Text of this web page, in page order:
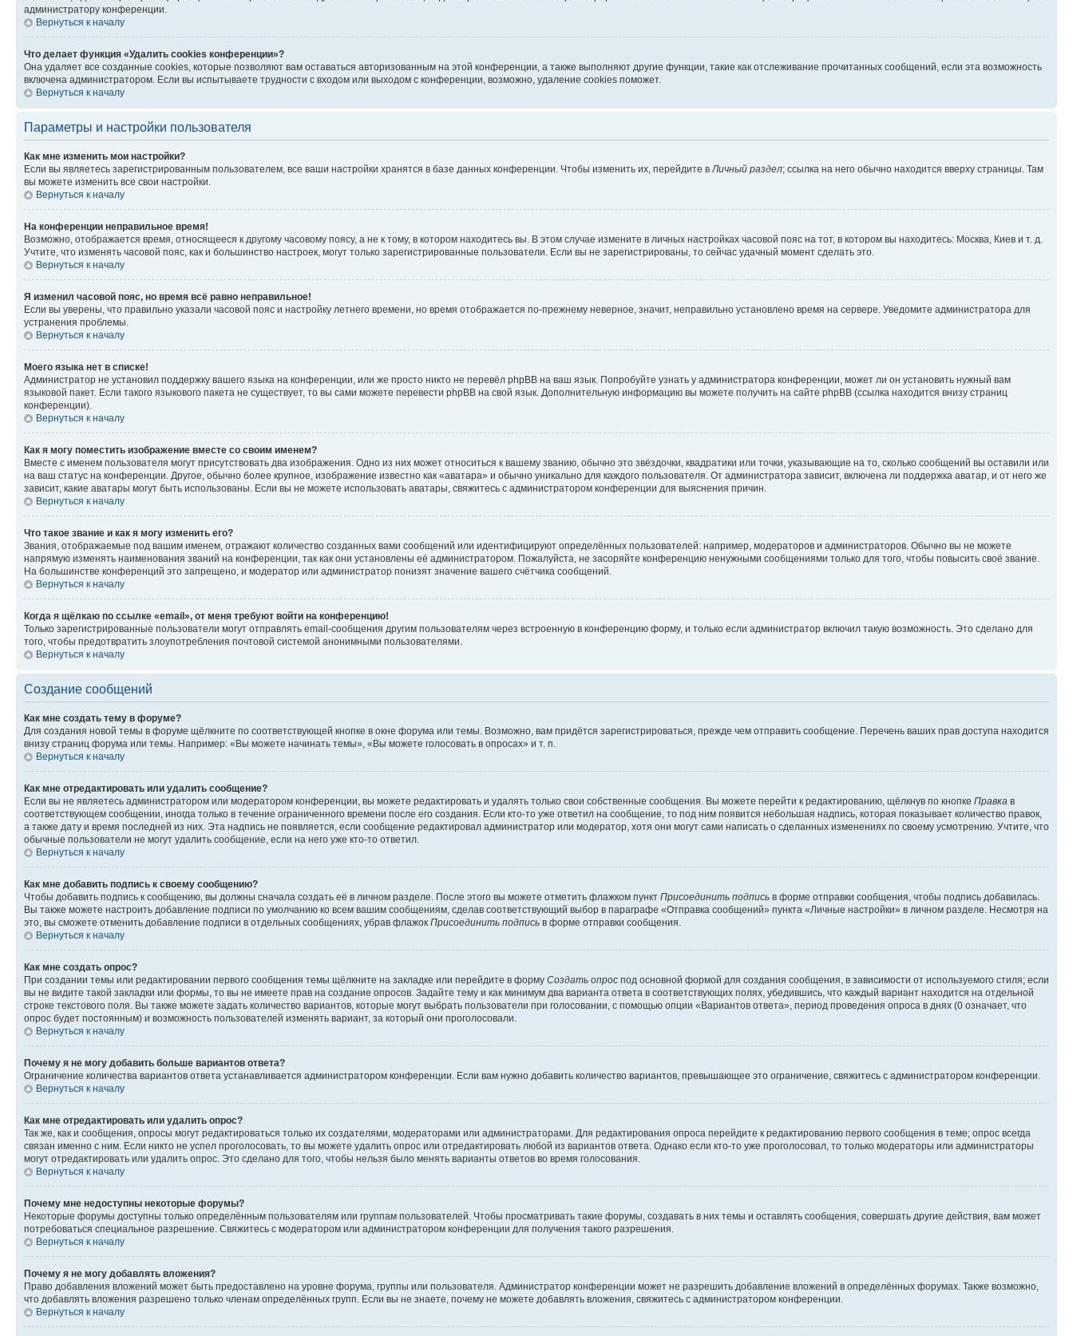
администратору конференции.
Вернуться к началу
Что делает функция «Удалить cookies конференции»?
Она удаляет все созданные cookies, которые позволяют вам оставаться авторизованным на этой конференции, а также выполняют другие функции, такие как отслеживание прочитанных сообщений, если эта возможность
включена администратором. Если вы испытываете трудности с входом или выходом с конференции, возможно, удаление cookies поможет.
Вернуться к началу
Параметры и настройки пользователя
Как мне изменить мои настройки?
Если вы являетесь зарегистрированным пользователем, все ваши настройки хранятся в базе данных конференции. Чтобы изменить их, перейдите вЛичный раздел; ссылка на него обычно находится вверху страницы. Там
вы можете изменить все свои настройки.
Вернуться к началу
На конференции неправильное время!
Возможно, отображается время, относящееся к другому часовому поясу, а не к тому, в котором находитесь вы. В этом случае измените в личных настройках часовой пояс на тот, в котором вы находитесь: Москва, Киев и т. д.
Учтите, что изменять часовой пояс, как и большинство настроек, могут только зарегистрированные пользователи. Если вы не зарегистрированы, то сейчас удачный момент сделать это.
Вернуться к началу
Я изменил часовой пояс, но время всё равно неправильное!
Если вы уверены, что правильно указали часовой пояс и настройку летнего времени, но время отображается по-прежнему неверное, значит, неправильно установлено время на сервере. Уведомите администратора для
устранения проблемы.
Вернуться к началу
Моего языка нет в списке!
Администратор не установил поддержку вашего языка на конференции, или же просто никто не перевёл phpBB на ваш язык. Попробуйте узнать у администратора конференции, может ли он установить нужный вам
языковой пакет. Если такого языкового пакета не существует, то вы сами можете перевести phpBB на свой язык. Дополнительную информацию вы можете получить на сайте phpBB (ссылка находится внизу страниц
конференции).
Вернуться к началу
Как я могу поместить изображение вместе со своим именем?
Вместе с именем пользователя могут присутствовать два изображения. Одно из них может относиться к вашему званию, обычно это звёздочки, квадратики или точки, указывающие на то, сколько сообщений вы оставили или
на ваш статус на конференции. Другое, обычно более крупное, изображение известно как «аватара» и обычно уникально для каждого пользователя. От администратора зависит, включена ли поддержка аватар, и от него же
зависит, какие аватары могут быть использованы. Если вы не можете использовать аватары, свяжитесь с администратором конференции для выяснения причин.
Вернуться к началу
Что такое звание и как я могу изменить его?
Звания, отображаемые под вашим именем, отражают количество созданных вами сообщений или идентифицируют определённых пользователей: например, модераторов и администраторов. Обычно вы не можете
напрямую изменять наименования званий на конференции, так как они установлены её администратором. Пожалуйста, не засоряйте конференцию ненужными сообщениями только для того, чтобы повысить своё звание.
На большинстве конференций это запрещено, и модератор или администратор понизят значение вашего счётчика сообщений.
Вернуться к началу
Когда я щёлкаю по ссылке «email», от меня требуют войти на конференцию!
Только зарегистрированные пользователи могут отправлять email-сообщения другим пользователям через встроенную в конференцию форму, и только если администратор включил такую возможность. Это сделано для
того, чтобы предотвратить злоупотребления почтовой системой анонимными пользователями.
Вернуться к началу
Создание сообщений
Как мне создать тему в форуме?
Для создания новой темы в форуме щёлкните по соответствующей кнопке в окне форума или темы. Возможно, вам придётся зарегистрироваться, прежде чем отправить сообщение. Перечень ваших прав доступа находится
внизу страниц форума или темы. Например: «Вы можете начинать темы», «Вы можете голосовать в опросах» и т. п.
Вернуться к началу
Как мне отредактировать или удалить сообщение?
Если вы не являетесь администратором или модератором конференции, вы можете редактировать и удалять только свои собственные сообщения. Вы можете перейти к редактированию, щёлкнув по кнопке Правка в
соответствующем сообщении, иногда только в течение ограниченного времени после его создания. Если кто-то уже ответил на сообщение, то под ним появится небольшая надпись, которая показывает количество правок,
а также дату и время последней из них. Эта надпись не появляется, если сообщение редактировал администратор или модератор, хотя они могут сами написать о сделанных изменениях по своему усмотрению. Учтите, что
обычные пользователи не могут удалить сообщение, если на него уже кто-то ответил.
Вернуться к началу
Как мне добавить подпись к своему сообщению?
Чтобы добавить подпись к сообщению, вы должны сначала создать её в личном разделе. После этого вы можете отметить флажком пункт Присоединить подпись в форме отправки сообщения, чтобы подпись добавилась.
Вы также можете настроить добавление подписи по умолчанию ко всем вашим сообщениям, сделав соответствующий выбор в параграфе «Отправка сообщений» пункта «Личные настройки» в личном разделе. Несмотря на
это, вы сможете отменить добавление подписи в отдельных сообщениях, убрав флажок Присоединить подпись в форме отправки сообщения.
Вернуться к началу
Как мне создать опрос?
При создании темы или редактировании первого сообщения темы щёлкните на закладке или перейдите в форму Создать опрос под основной формой для создания сообщения, в зависимости от используемого стиля; если
вы не видите такой закладки или формы, то вы не имеете прав на создание опросов. Задайте тему и как минимум два варианта ответа в соответствующих полях, убедившись, что каждый вариант находится на отдельной
строке текстового поля. Вы также можете задать количество вариантов, которые могут выбрать пользователи при голосовании, с помощью опции «Вариантов ответа», период проведения опроса в днях (0 означает, что
опрос будет постоянным) и возможность пользователей изменять вариант, за который они проголосовали.
Вернуться к началу
Почему я не могу добавить больше вариантов ответа?
Ограничение количества вариантов ответа устанавливается администратором конференции. Если вам нужно добавить количество вариантов, превышающее это ограничение, свяжитесь с администратором конференции.
Вернуться к началу
Как мне отредактировать или удалить опрос?
Так же, как и сообщения, опросы могут редактироваться только их создателями, модераторами или администраторами. Для редактирования опроса перейдите к редактированию первого сообщения в теме; опрос всегда
связан именно с ним. Если никто не успел проголосовать, то вы можете удалить опрос или отредактировать любой из вариантов ответа. Однако если кто-то уже проголосовал, то только модераторы или администраторы
могут отредактировать или удалить опрос. Это сделано для того, чтобы нельзя было менять варианты ответов во время голосования.
Вернуться к началу
Почему мне недоступны некоторые форумы?
Некоторые форумы доступны только определённым пользователям или группам пользователей. Чтобы просматривать такие форумы, создавать в них темы и оставлять сообщения, совершать другие действия, вам может
потребоваться специальное разрешение. Свяжитесь с модератором или администратором конференции для получения такого разрешения.
Вернуться к началу
Почему я не могу добавлять вложения?
Право добавления вложений может быть предоставлено на уровне форума, группы или пользователя. Администратор конференции может не разрешить добавление вложений в определённых форумах. Также возможно,
что добавлять вложения разрешено только членам определённых групп. Если вы не знаете, почему не можете добавлять вложения, свяжитесь с администратором конференции.
Вернуться к началу